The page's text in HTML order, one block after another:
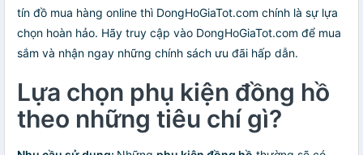
tín đồ mua hàng online thì DongHoGiaTot.com chính là sự lựa
chọn hoàn hảo. Hãy truy cập vào DongHoGiaTot.com để mua
sắm và nhận ngay những chính sách ưu đãi hấp dẫn.
Lựa chọn phụ kiện đồng hồ
theo những tiêu chí gì?